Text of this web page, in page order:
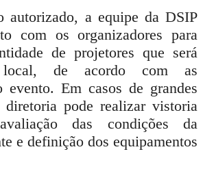
autorizado, a equipe da DSIP
com os organizadores para
de projetores que será
de acordo com as
evento. Em casos de grandes
diretoria pode realizar vistoria
das condições da
e definição dos equipamentos